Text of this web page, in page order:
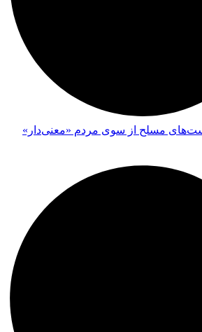
مسلح از سوی مردم «معنی‌دار»